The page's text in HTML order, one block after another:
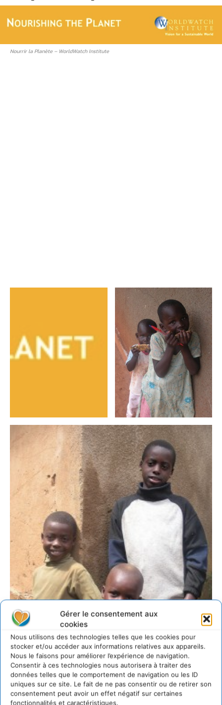
Gérer le consentement aux
cookies
Nous utilisons des technologies telles que les cookies pour
stocker et/ou accéder aux informations relatives aux appareils.
Nous le faisons pour améliorer l’expérience de navigation.
Consentir à ces technologies nous autorisera à traiter des
données telles que le comportement de navigation ou les ID
uniques sur ce site. Le fait de ne pas consentir ou de retirer son
consentement peut avoir un effet négatif sur certaines
fonctionnalités et caractéristiques.
Nourrir la Planète – WorldWatch Institute